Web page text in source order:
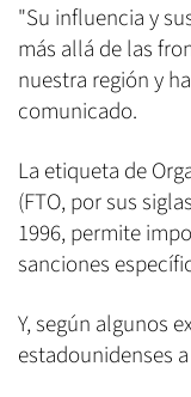
"Su influencia y
más allá de las
nuestra región y
comunicado.
La etiqueta de
(FTO, por sus
1996, permite
sanciones
Y, según algunos
estadounidenses